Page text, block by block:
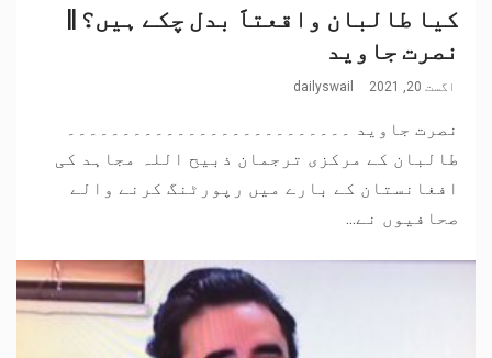
کیا طالبان واقعتاََ بدل چکے ہیں؟ ||
نصرت جاوید
اگست 20, 2021 dailyswail
نصرت جاوید ۔۔۔۔۔۔۔۔۔۔۔۔۔۔۔۔۔۔۔۔۔۔۔۔۔۔
طالبان کے مرکزی ترجمان ذبیح اللہ مجاہد کی
افغانستان کے بارے میں رپورٹنگ کرنے والے
صحافیوں نے...